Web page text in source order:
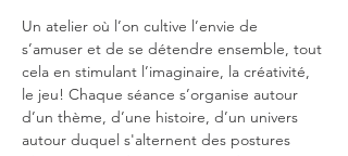
Un atelier où l’on cultive l’envie de
s’amuser et de se détendre ensemble, tout
cela en stimulant l’imaginaire, la créativité,
le jeu! Chaque séance s’organise autour
d’un thème, d’une histoire, d’un univers
autour duquel s'alternent des postures